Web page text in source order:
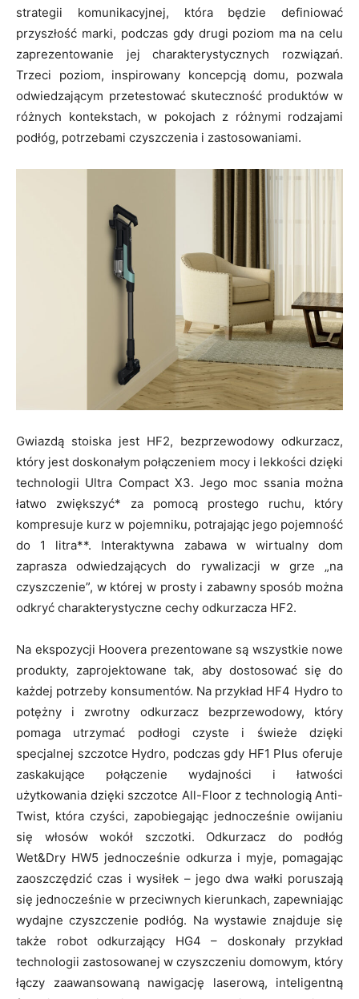
strategii komunikacyjnej, która będzie definiować
przyszłość marki, podczas gdy drugi poziom ma na celu
zaprezentowanie jej charakterystycznych rozwiązań.
Trzeci poziom, inspirowany koncepcją domu, pozwala
odwiedzającym przetestować skuteczność produktów w
różnych kontekstach, w pokojach z różnymi rodzajami
podłóg, potrzebami czyszczenia i zastosowaniami.
Gwiazdą stoiska jest HF2, bezprzewodowy odkurzacz,
który jest doskonałym połączeniem mocy i lekkości dzięki
technologii Ultra Compact X3. Jego moc ssania można
łatwo zwiększyć* za pomocą prostego ruchu, który
kompresuje kurz w pojemniku, potrajając jego pojemność
do 1 litra**. Interaktywna zabawa w wirtualny dom
zaprasza odwiedzających do rywalizacji w grze „na
czyszczenie”, w której w prosty i zabawny sposób można
odkryć charakterystyczne cechy odkurzacza HF2.
Na ekspozycji Hoovera prezentowane są wszystkie nowe
produkty, zaprojektowane tak, aby dostosować się do
każdej potrzeby konsumentów. Na przykład HF4 Hydro to
potężny i zwrotny odkurzacz bezprzewodowy, który
pomaga utrzymać podłogi czyste i świeże dzięki
specjalnej szczotce Hydro, podczas gdy HF1 Plus oferuje
zaskakujące połączenie wydajności i łatwości
użytkowania dzięki szczotce All-Floor z technologią Anti-
Twist, która czyści, zapobiegając jednocześnie owijaniu
się włosów wokół szczotki. Odkurzacz do podłóg
Wet&Dry HW5 jednocześnie odkurza i myje, pomagając
zaoszczędzić czas i wysiłek – jego dwa wałki poruszają
się jednocześnie w przeciwnych kierunkach, zapewniając
wydajne czyszczenie podłóg. Na wystawie znajduje się
także robot odkurzający HG4 – doskonały przykład
technologii zastosowanej w czyszczeniu domowym, który
łączy zaawansowaną nawigację laserową, inteligentną